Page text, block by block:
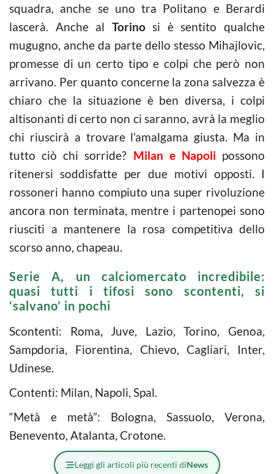
squadra, anche se uno tra Politano e Berardi
lascerà. Anche al Torinosi è sentito qualche
mugugno, anche da parte dello stesso Mihajlovic,
promesse di un certo tipo e colpi che però non
arrivano. Per quanto concerne la zona salvezza è
chiaro che la situazione è ben diversa, i colpi
altisonanti di certo non ci saranno, avrà la meglio
chi riuscirà a trovare l’amalgama giusta. Ma in
tutto ciò chi sorride? Milan e Napoli possono
ritenersi soddisfatte per due motivi opposti. I
rossoneri hanno compiuto una super rivoluzione
ancora non terminata, mentre i partenopei sono
riusciti a mantenere la rosa competitiva dello
scorso anno, chapeau.
Serie A, un calciomercato incredibile:
quasi tutti i tifosi sono scontenti, si
‘salvano’ in pochi
Scontenti: Roma, Juve, Lazio, Torino, Genoa,
Sampdoria, Fiorentina, Chievo, Cagliari, Inter,
Udinese.
Contenti: Milan, Napoli, Spal.
“Metà e metà”: Bologna, Sassuolo, Verona,
Benevento, Atalanta, Crotone.
Leggi gli articoli più recenti diNews